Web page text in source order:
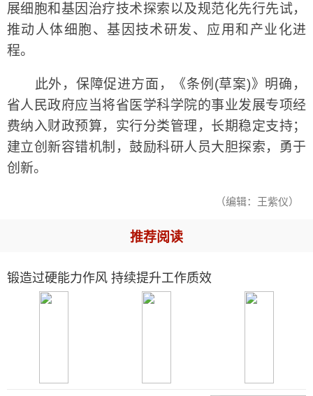
展细胞和基因治疗技术探索以及规范化先行先试，
推动人体细胞、基因技术研发、应用和产业化进
程。
此外，保障促进方面，《条例(草案)》明确，
省人民政府应当将省医学科学院的事业发展专项经
费纳入财政预算，实行分类管理，长期稳定支持；
建立创新容错机制，鼓励科研人员大胆探索，勇于
创新。
（编辑：王紫仪）
推荐阅读
锻造过硬能力作风 持续提升工作质效